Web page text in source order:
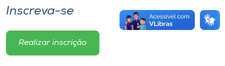
Inscreva-se
Realizar inscrição